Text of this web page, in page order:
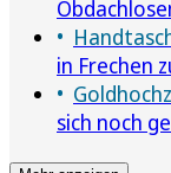
in Frechen
sich noch